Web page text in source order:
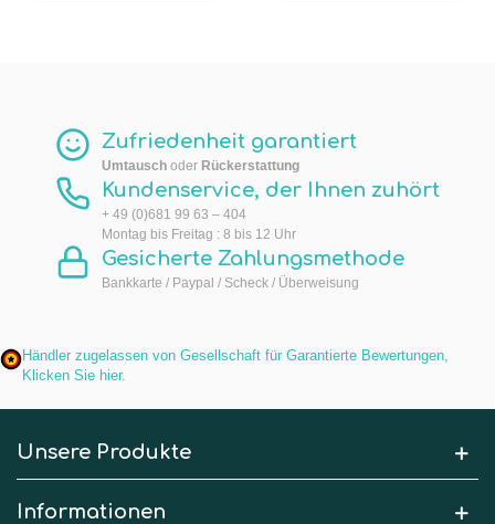
Zufriedenheit garantiert
Umtausch oder Rückerstattung
Kundenservice, der Ihnen zuhört
+ 49 (0)681 99 63 – 404
Montag bis Freitag : 8 bis 12 Uhr
Gesicherte Zahlungsmethode
Bankkarte / Paypal / Scheck / Überweisung
Händler zugelassen von Gesellschaft für Garantierte Bewertungen,
Klicken Sie hier.
Unsere Produkte
Informationen